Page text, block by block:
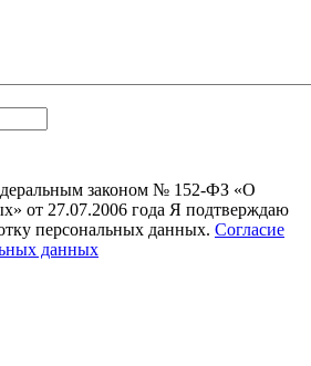
законом № 152-ФЗ «О
от 27.07.2006 года Я подтверждаю
персональных данных. Согласие
данных